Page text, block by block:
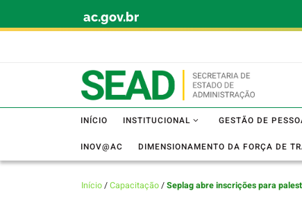
ac.gov.br
INÍCIO INSTITUCIONAL GESTÃO DE
INOV@AC DIMENSIONAMENTO DA FORÇA DE
Início/Capacitação/Seplag abre inscrições para